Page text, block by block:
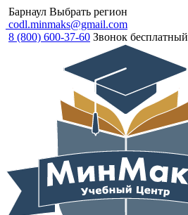
Барнаул Выбрать регион
codl.minmaks@gmail.com
8 (800) 600-37-60 Звонок бесплатный